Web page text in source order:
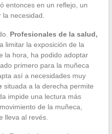
entonces en un reflejo, un
necesidad.
Profesionales de la salud,
limitar la exposición de la
la hora, ha podido adoptar
primero para la muñeca
así a necesidades muy
situada a la derecha permite
impide una lectura más
de la muñeca,
lleva al revés.